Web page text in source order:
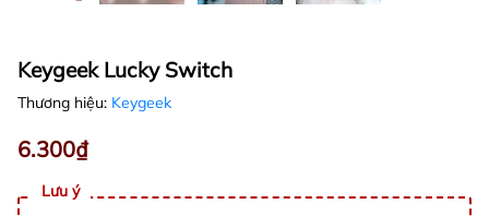
Keygeek Lucky Switch
Thương hiệu: Keygeek
6.300₫
Lưu ý